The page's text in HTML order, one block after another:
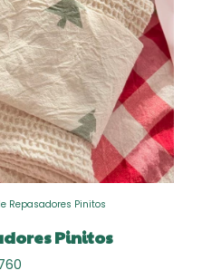
Repasadores Pinitos
Pinitos